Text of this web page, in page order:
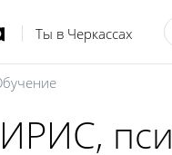
Ты в Черкассах
ИРИС,